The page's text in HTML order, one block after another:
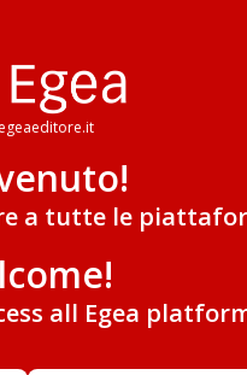
a tutte le
all Egea